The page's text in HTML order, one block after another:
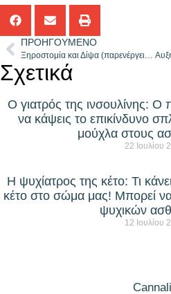
ΠΡΟΗΓΟΎΜΕΝΟ
Ξηροστομία και Δίψα (παρενέργειες κάνναβης)
Σχετικά
Ο γιατρός της ινσουλίνης: Ο
να κάψεις το επικίνδυνο
μούχλα στους
22 Ιουλίου
Η ψυχίατρος της κέτο: Τι
κέτο στο σώμα μας! Μπορεί
ψυχικών
12 Ιουλίου